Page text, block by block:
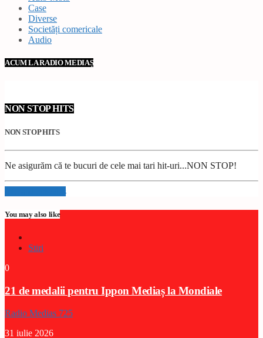
Case
Diverse
Societăți comericale
Audio
ACUM LA RADIO MEDIAȘ
NON STOP HITS
NON STOP HITS
Ne asigurăm că te bucuri de cele mai tari hit-uri...NON STOP!
Info and episodes
You may also like
Stiri
0
21 de medalii pentru Ippon Mediaș la Mondiale
Radio Medias 725
31 iulie 2026